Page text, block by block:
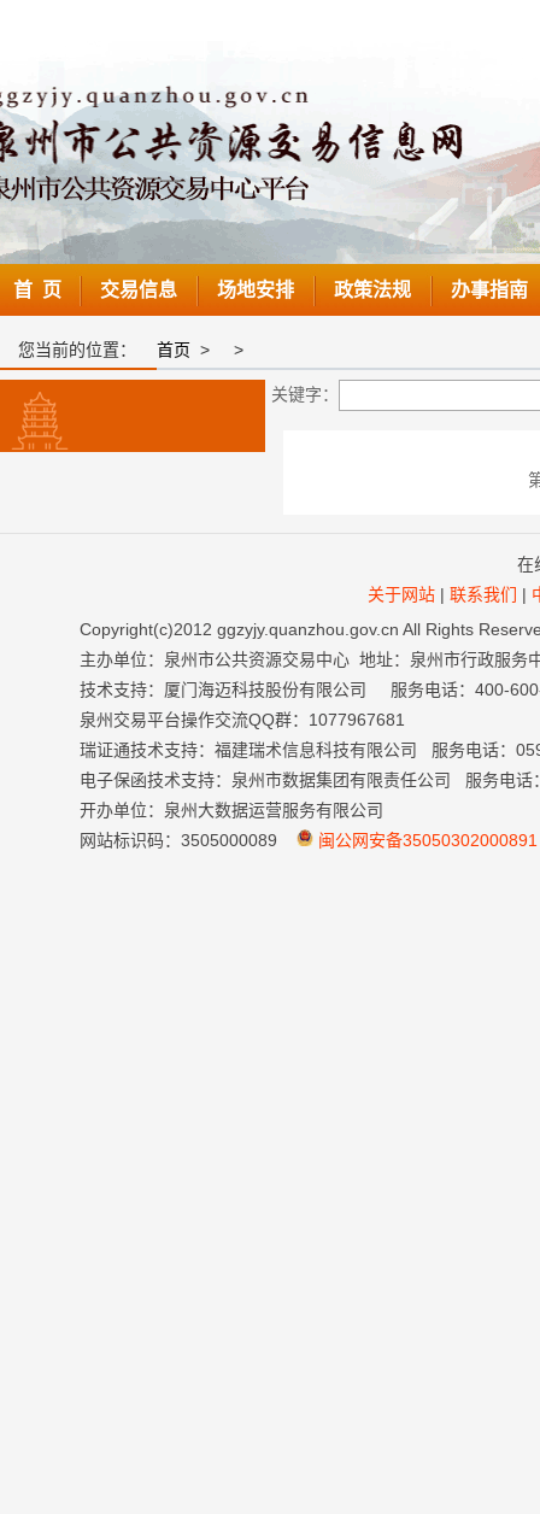
首 页 交易信息 场地安排 政策法规 办事指南
您当前的位置： 首页 > >
关键字：
在
关于网站 | 联系我们 |
Copyright(c)2012 ggzyjy.quanzhou.gov.cn All Rights
主办单位：泉州市公共资源交易中心 地址：泉州市行政服
技术支持：厦门海迈科技股份有限公司 服务电话：400-
泉州交易平台操作交流QQ群：1077967681
瑞证通技术支持：福建瑞术信息科技有限公司 服务电话：
电子保函技术支持：泉州市数据集团有限责任公司 服务电话
开办单位：泉州大数据运营服务有限公司
网站标识码：3505000089
闽公网安备35050302000891